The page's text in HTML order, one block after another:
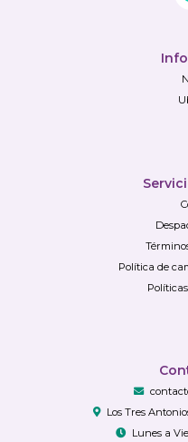
Política de
Los Tres
Lunes a